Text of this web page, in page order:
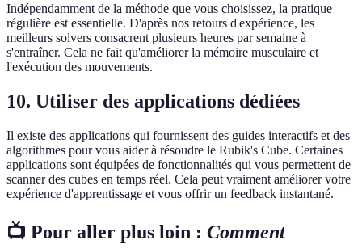
Indépendamment de la méthode que vous choisissez, la pratique
régulière est essentielle. D'après nos retours d'expérience, les
meilleurs solvers consacrent plusieurs heures par semaine à
s'entraîner. Cela ne fait qu'améliorer la mémoire musculaire et
l'exécution des mouvements.
10. Utiliser des applications dédiées
Il existe des applications qui fournissent des guides interactifs et des
algorithmes pour vous aider à résoudre le Rubik's Cube. Certaines
applications sont équipées de fonctionnalités qui vous permettent de
scanner des cubes en temps réel. Cela peut vraiment améliorer votre
expérience d'apprentissage et vous offrir un feedback instantané.
📺 Pour aller plus loin : Comment